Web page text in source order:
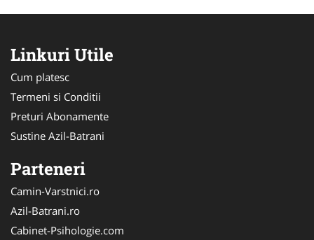
Linkuri Utile
Cum platesc
Termeni si Conditii
Preturi Abonamente
Sustine Azil-Batrani
Parteneri
Camin-Varstnici.ro
Azil-Batrani.ro
Cabinet-Psihologie.com